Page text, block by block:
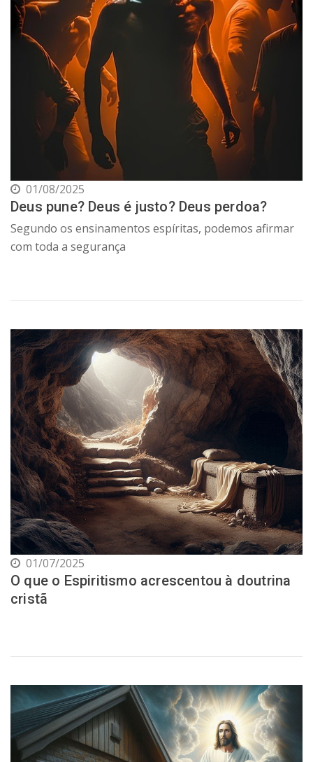
01/08/2025
Deus pune? Deus é justo? Deus perdoa?
Segundo os ensinamentos espíritas, podemos afirmar
com toda a segurança
01/07/2025
O que o Espiritismo acrescentou à doutrina
cristã